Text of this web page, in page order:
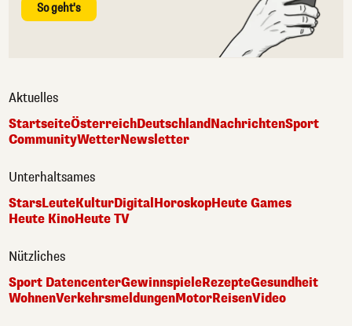
So geht's
Aktuelles
StartseiteÖsterreichDeutschlandNachrichtenSport
CommunityWetterNewsletter
Unterhaltsames
StarsLeuteKulturDigital HoroskopHeute Games
Heute KinoHeute TV
Nützliches
Sport DatencenterGewinnspieleRezepteGesundheit
WohnenVerkehrsmeldungenMotorReisenVideo